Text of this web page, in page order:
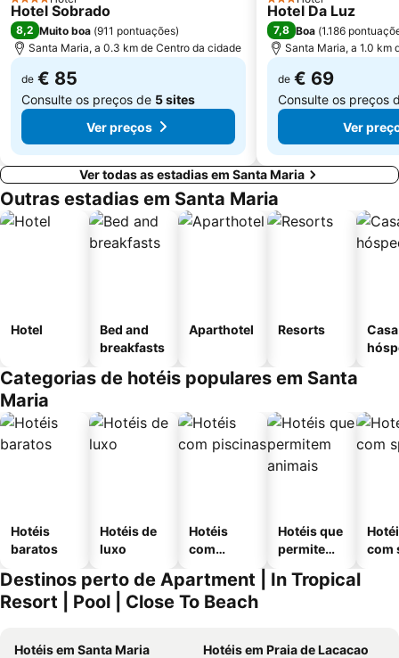
4 Estrelas
Hotel Sobrado
8,2 Muito boa (911 pontuações)
Santa Maria, a 0.3 km de Centro da cidade
de € 85
Consulte os preços de 5 sites
Ver preços
3 Estrelas
Hotel Da Luz
7,8 Boa (1.186
Santa Maria, a 1.0 km
de € 69
Consulte os preços
Ver
Ver todas as estadias em Santa Maria
Outras estadias em Santa Maria
Hotel
Bed and
breakfasts
Aparthotel Resorts
Categorias de hotéis populares em Santa
Maria
Hotéis
baratos
Hotéis de
luxo
Hotéis
com
Hotéis que
permitem
com
Destinos perto de Apartment | In Tropical
Resort | Pool | Close To Beach
Hotéis em Santa Maria
Hotéis em Praia de Lacacao